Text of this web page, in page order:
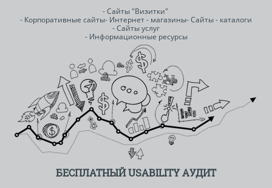
- Сайты "Визитки"
- Корпоративные сайты- Интернет - магазины- Сайты - каталоги
- Сайты услуг
- Информационные ресурсы
БЕСПЛАТНЫЙUSABILITY АУДИТ